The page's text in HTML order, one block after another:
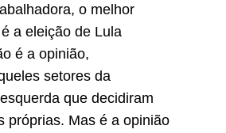
o melhor
a eleição de Lula
é a opinião,
setores da
que decidiram
próprias. Mas é a opinião